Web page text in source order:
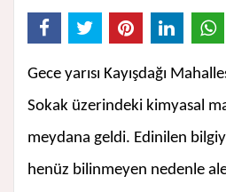
Gece yarısı Kayışdağı
Sokak üzerindeki kimyasal
meydana geldi. Edinilen
henüz bilinmeyen nedenle